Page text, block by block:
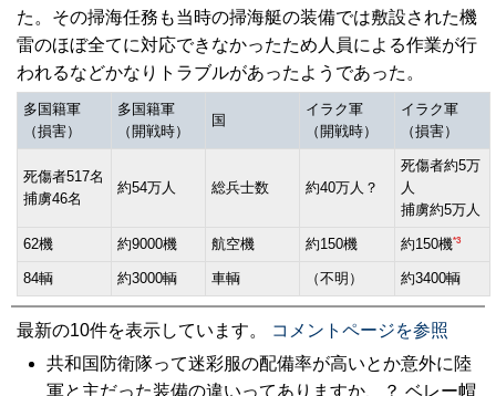
た。その掃海任務も当時の掃海艇の装備では敷設された機
雷のほぼ全てに対応できなかったため人員による作業が行
われるなどかなりトラブルがあったようであった。
多国籍軍
（損害）
多国籍軍
（開戦時）
国
イラク軍
（開戦時）
イラク軍
（損害）
死傷者517名
捕虜46名
約54万人 総兵士数 約40万人？
死傷者約5万
人
捕虜約5万人
62機 約9000機 航空機 約150機 約150機*3
84輌 約3000輌 車輌 （不明） 約3400輌
最新の10件を表示しています。
コメントページを参照
共和国防衛隊って迷彩服の配備率が高いとか意外に陸
軍と主だった装備の違いってありますか、？ ベレー帽